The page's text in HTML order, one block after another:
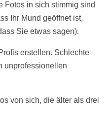
Fotos in sich stimmig sind
Ihr Mund geöffnet ist,
Sie etwas sagen).
erstellen. Schlechte
unprofessionellen
von sich, die älter als drei